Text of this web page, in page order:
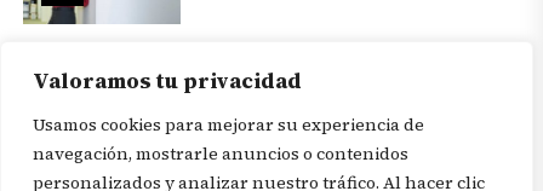
Valoramos tu privacidad
Usamos cookies para mejorar su experiencia de
navegación, mostrarle anuncios o contenidos
personalizados y analizar nuestro tráfico. Al hacer clic